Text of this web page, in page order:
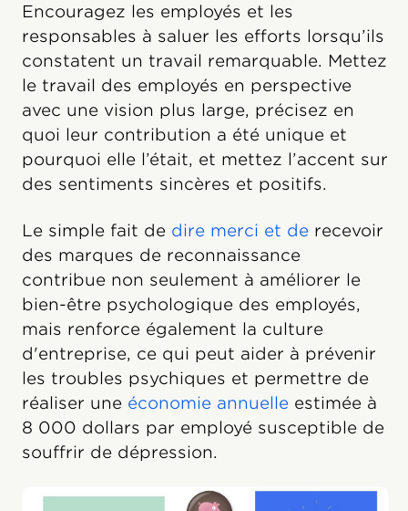
Encouragez les employés et les
responsables à saluer les efforts lorsqu’ils
constatent un travail remarquable. Mettez
le travail des employés en perspective
avec une vision plus large, précisez en
quoi leur contribution a été unique et
pourquoi elle l’était, et mettez l’accent sur
des sentiments sincères et positifs.
Le simple fait de dire merci et de recevoir
des marques de reconnaissance
contribue non seulement à améliorer le
bien-être psychologique des employés,
mais renforce également la culture
d'entreprise, ce qui peut aider à prévenir
les troubles psychiques et permettre de
réaliser une économie annuelle estimée à
8 000 dollars par employé susceptible de
souffrir de dépression.